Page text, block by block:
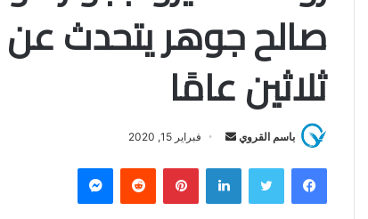
صالح جوهر يتحدث عن
ثلاثين عامًا
باسم القروي
س
فبراير 15, 2020
فيسبوك لينكدإن بينتيريست